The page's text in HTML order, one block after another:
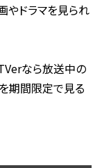
やドラマを見られ
なら放送中の
期間限定で見る